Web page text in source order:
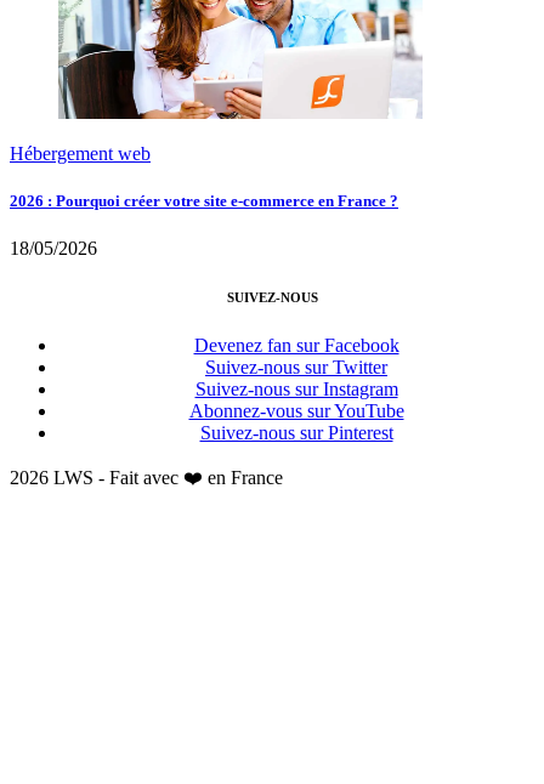
Hébergement web
2026 : Pourquoi créer votre site e-commerce en France ?
18/05/2026
SUIVEZ-NOUS
Devenez fan sur Facebook
Suivez-nous sur Twitter
Suivez-nous sur Instagram
Abonnez-vous sur YouTube
Suivez-nous sur Pinterest
2026 LWS - Fait avec ❤️ en France